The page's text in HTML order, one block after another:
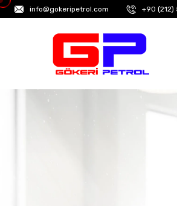
info@gokeripetrol.com +90 (212)